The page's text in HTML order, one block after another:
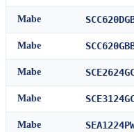
Mabe
Mabe
Mabe
Mabe
Mabe